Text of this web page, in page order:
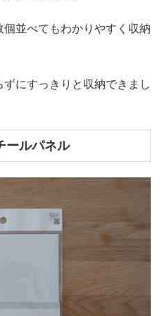
並べてもわかりやすく収納
にすっきりと収納できまし
ールパネル